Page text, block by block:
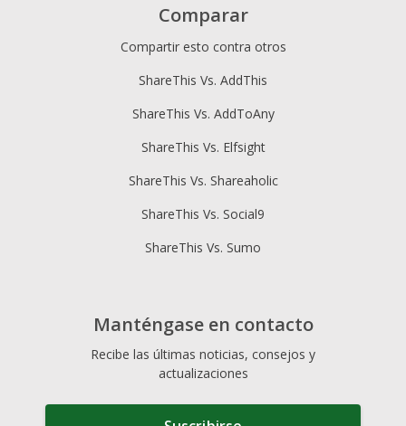
Comparar
Compartir esto contra otros
ShareThis Vs. AddThis
ShareThis Vs. AddToAny
ShareThis Vs. Elfsight
ShareThis Vs. Shareaholic
ShareThis Vs. Social9
ShareThis Vs. Sumo
Manténgase en contacto
Recibe las últimas noticias, consejos y
actualizaciones